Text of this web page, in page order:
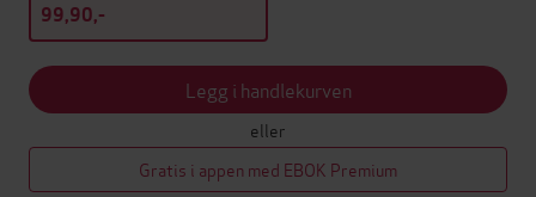
99,90,-
Legg i handlekurven
eller
Gratis i appen med EBOK Premium